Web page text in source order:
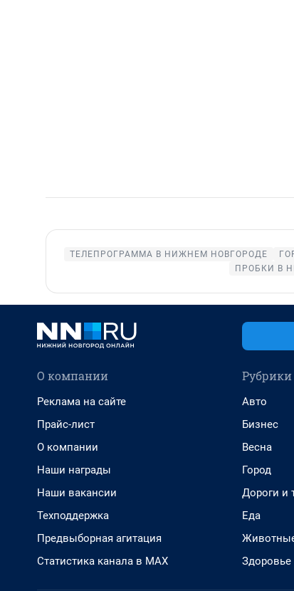
ТЕЛЕПРОГРАММА В НИЖНЕМ НОВГОРОДЕ
ПРОБКИ В
О компании
Реклама на сайте
Прайс-лист
О компании
Наши награды
Наши вакансии
Техподдержка
Предвыборная агитация
Статистика канала в MAX
Рубрики
Авто
Бизнес
Весна
Город
Дороги и
Еда
Здоровье